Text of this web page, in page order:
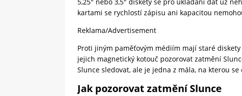
kartami se rychlostí zápisu ani kapacitou
Reklama/Advertisement
Proti jiným paměťovým médiím mají staré
jejich magnetický kotouč pozorovat zatmění
Slunce sledovat, ale je jedna z mála, na kterou
Jak pozorovat zatmění Slunce